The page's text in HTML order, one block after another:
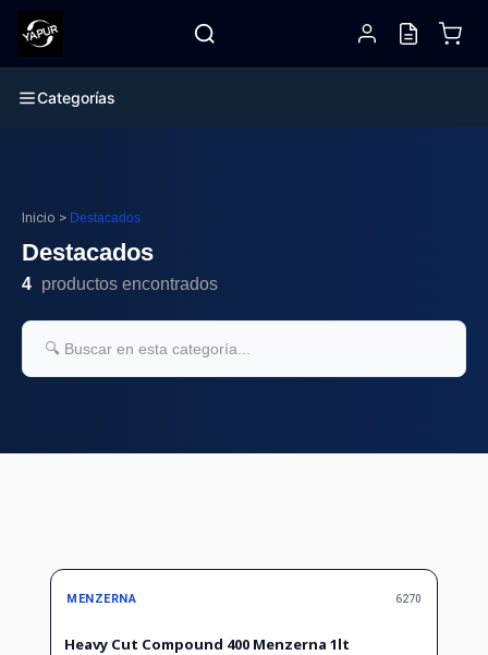
Categorías
Inicio > Destacados
Destacados
4 productos encontrados
MENZERNA 6270
Heavy Cut Compound 400 Menzerna 1lt